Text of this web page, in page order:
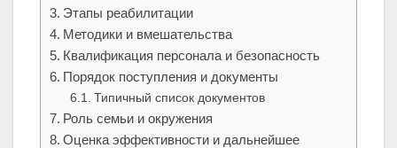
Этапы реабилитации
Методики и вмешательства
Квалификация персонала и безопасность
Порядок поступления и документы
Типичный список документов
Роль семьи и окружения
Оценка эффективности и дальнейшее